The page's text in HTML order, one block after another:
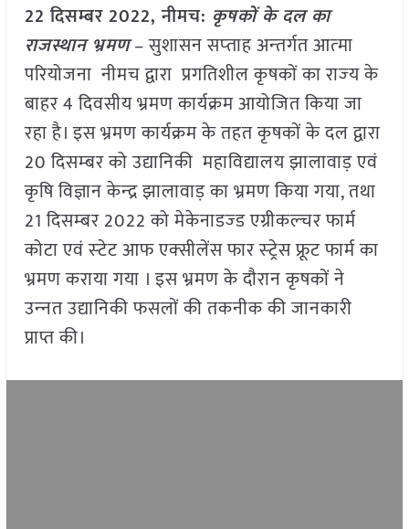
22 दिसम्बर 2022, नीमच: कृषकों के दल का
राजस्थान भ्रमण– सुशासन सप्‍ताह अन्‍तर्गत आत्‍मा
परियोजना नीमच द्वारा प्रगतिशील कृषकों का राज्‍य के
बाहर 4 दिवसीय भ्रमण कार्यक्रम आयोजित किया जा
रहा है। इस भ्रमण कार्यक्रम के तहत कृषकों के दल द्वारा
20 दिसम्‍बर को उद्यानिकी महाविद्यालय झालावाड़ एवं
कृषि विज्ञान केन्‍द्र झालावाड़ का भ्रमण किया गया, तथा
21 दिसम्‍बर 2022 को मेकेनाडज्‍ड एग्रीकल्‍चर फार्म
कोटा एवं स्‍टेट आफ एक्‍सीलेंस फार स्‍ट्रेस फ्रूट फार्म का
भ्रमण कराया गया । इस भ्रमण के दौरान कृषकों ने
उन्‍नत उद्यानिकी फसलों की तकनीक की जानकारी
प्राप्त की।